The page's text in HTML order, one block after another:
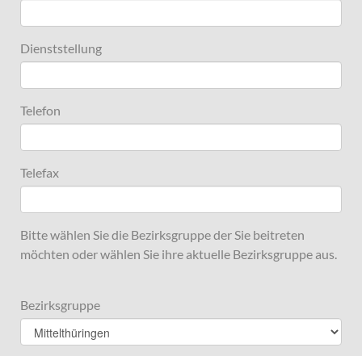
Dienststellung
Telefon
Telefax
Bitte wählen Sie die Bezirksgruppe der Sie beitreten
möchten oder wählen Sie ihre aktuelle Bezirksgruppe aus.
Bezirksgruppe